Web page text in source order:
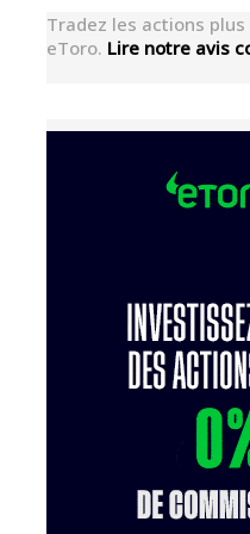
Tradez les actions
eToro. Lire notre avis